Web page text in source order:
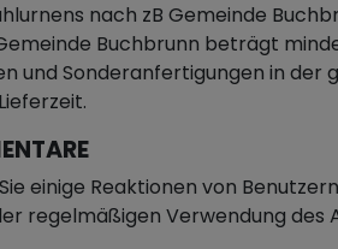
nach zB Gemeinde
Buchbrunn beträgt
und Sonderanfertigungen in der
einige Reaktionen von
regelmäßigen Verwendung des